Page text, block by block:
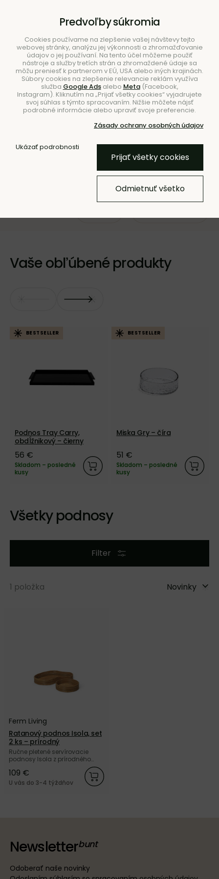
Hľadať
Úvod Stolovanie
Vaše obľúbené produkty
BESTSELLER
Podnos Tray Carry,
obdĺžnikový – čierny
56 €
Skladom – posledné
kusy
BESTSELLER
Miska Gry – číra
51 €
Skladom – posledné
kusy
Všetky podnosy
Filter
1 položka Novinky
Ferm Living
Ratanový podnos Isola, set
2 ks – prírodný
Ručne pletené servírovacie
podnosy Isola z prírodného
ratanu od dánskej značky Ferm
Living.
109 €
U vás do 3-4 týždňov
Newsletter
Odoberať naše novinky
Predvoľby súkromia
Cookies používame na zlepšenie vašej návštevy tejto
webovej stránky, analýzu jej výkonnosti a zhromažďovanie
údajov o jej používaní. Na tento účel môžeme použiť
nástroje a služby tretích strán a zhromaždené údaje sa
môžu preniesť k partnerom v EÚ, USA alebo iných krajinách.
Súbory cookies na zlepšenie relevancie reklám využíva
služba Google Adsalebo Meta(Facebook,
Instagram). Kliknutím na „Prijať všetky cookies“ vyjadrujete
svoj súhlas s týmto spracovaním. Nižšie môžete nájsť
podrobné informácie alebo upraviť svoje preferencie.
Zásady ochrany osobných údajov
Ukázať podrobnosti
Prijať všetky cookies
Odmietnuť všetko